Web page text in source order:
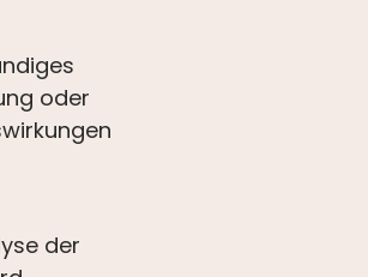
oder
der